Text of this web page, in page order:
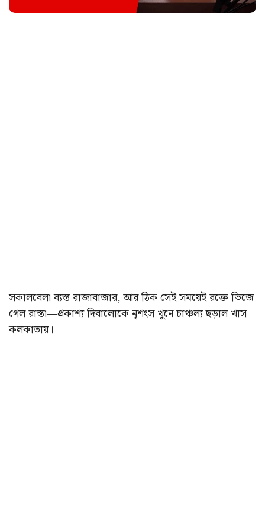
সকালবেলা ব্যস্ত রাজাবাজার, আর ঠিক সেই সময়েই রক্তে ভিজে
গেল রাস্তা—প্রকাশ্য দিবালোকে নৃশংস খুনে চাঞ্চল্য ছড়াল খাস
কলকাতায়।